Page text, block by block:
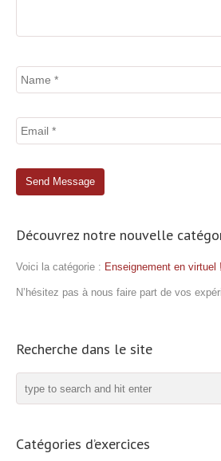
Découvrez notre nouvelle
Voici la catégorie : Enseignement en virtuel !
N’hésitez pas à nous faire part de vos
Recherche dans le site
Catégories d’exercices